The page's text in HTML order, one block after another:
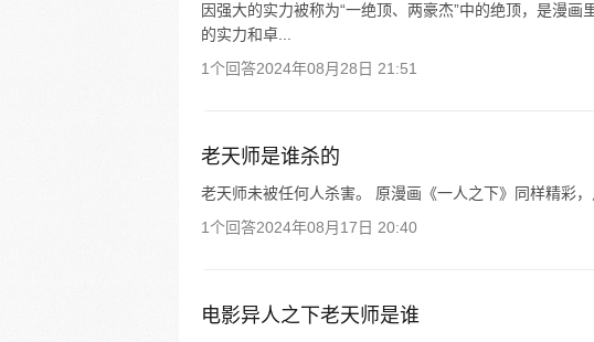
因强大的实力被称为“一绝顶、两豪杰”中的绝顶，是漫
的实力和卓...
1个回答2024年08月28日 21:51
老天师是谁杀的
老天师未被任何人杀害。 原漫画《一人之下》同样精彩
1个回答2024年08月17日 20:40
电影异人之下老天师是谁